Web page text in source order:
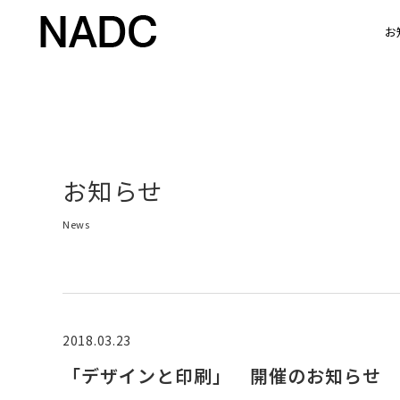
お
お知らせ
News
2018.03.23
「デザインと印刷」 開催のお知らせ